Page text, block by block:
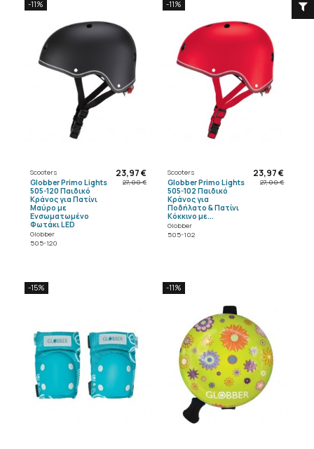
-11%
Scooters
Globber Primo Lights
505-120 Παιδικό
Κράνος για Πατίνι
Μαύρο με
Ενσωματωμένο
Φωτάκι LED
Globber
505-120
23,97 €
27,00 €
-11%
Scooters
Globber Primo Lights
505-102 Παιδικό
Κράνος για
Ποδήλατο & Πατίνι
Κόκκινο με...
Globber
505-102
23,97 €
27,00 €
-15% -11%